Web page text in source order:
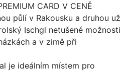
CARD V CENĚ
půlí v Rakousku a druhou už
Ischgl netušené možnosti
a v zimě při
je ideálním místem pro